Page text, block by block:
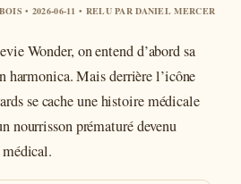
• 2026-06-11 • RELU PAR DANIEL MERCER
Wonder, on entend d’abord sa
harmonica. Mais derrière l’icône
se cache une histoire médicale
nourrisson prématuré devenu